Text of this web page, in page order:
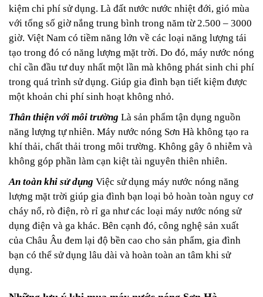
kiệm chi phí sử dụng. Là đất nước nước nhiệt đới, gió mùa
với tổng số giờ nắng trung bình trong năm từ 2.500 – 3000
giờ. Việt Nam có tiềm năng lớn về các loại năng lượng tái
tạo trong đó có năng lượng mặt trời. Do đó, máy nước nóng
chỉ cần đầu tư duy nhất một lần mà không phát sinh chi phí
trong quá trình sử dụng. Giúp gia đình bạn tiết kiệm được
một khoản chi phí sinh hoạt không nhỏ.
Thân thiện với môi trường Là sản phẩm tận dụng nguồn
năng lượng tự nhiên. Máy nước nóng Sơn Hà không tạo ra
khí thải, chất thải trong môi trường. Không gây ô nhiễm và
không góp phần làm cạn kiệt tài nguyên thiên nhiên.
An toàn khi sử dụng Việc sử dụng máy nước nóng năng
lượng mặt trời giúp gia đình bạn loại bỏ hoàn toàn nguy cơ
cháy nổ, rò điện, rò rỉ ga như các loại máy nước nóng sử
dụng điện và ga khác. Bên cạnh đó, công nghệ sản xuất
của Châu Âu đem lại độ bền cao cho sản phẩm, gia đình
bạn có thể sử dụng lâu dài và hoàn toàn an tâm khi sử
dụng.